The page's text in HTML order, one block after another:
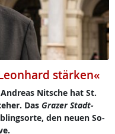
stärken«
Nit­sche hat St.
Das Gra­zer Stadt­
den neu­en So­